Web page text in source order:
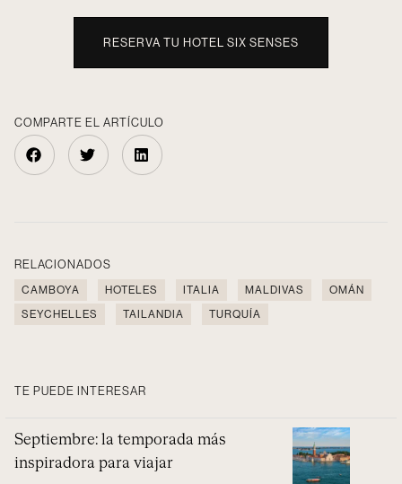
RESERVA TU HOTEL SIX SENSES
COMPARTE EL ARTÍCULO
RELACIONADOS
CAMBOYA HOTELES ITALIA MALDIVAS OMÁN
SEYCHELLES TAILANDIA TURQUÍA
TE PUEDE INTERESAR
Septiembre: la temporada más
inspiradora para viajar